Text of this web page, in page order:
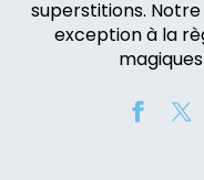
superstitions.
exception à la